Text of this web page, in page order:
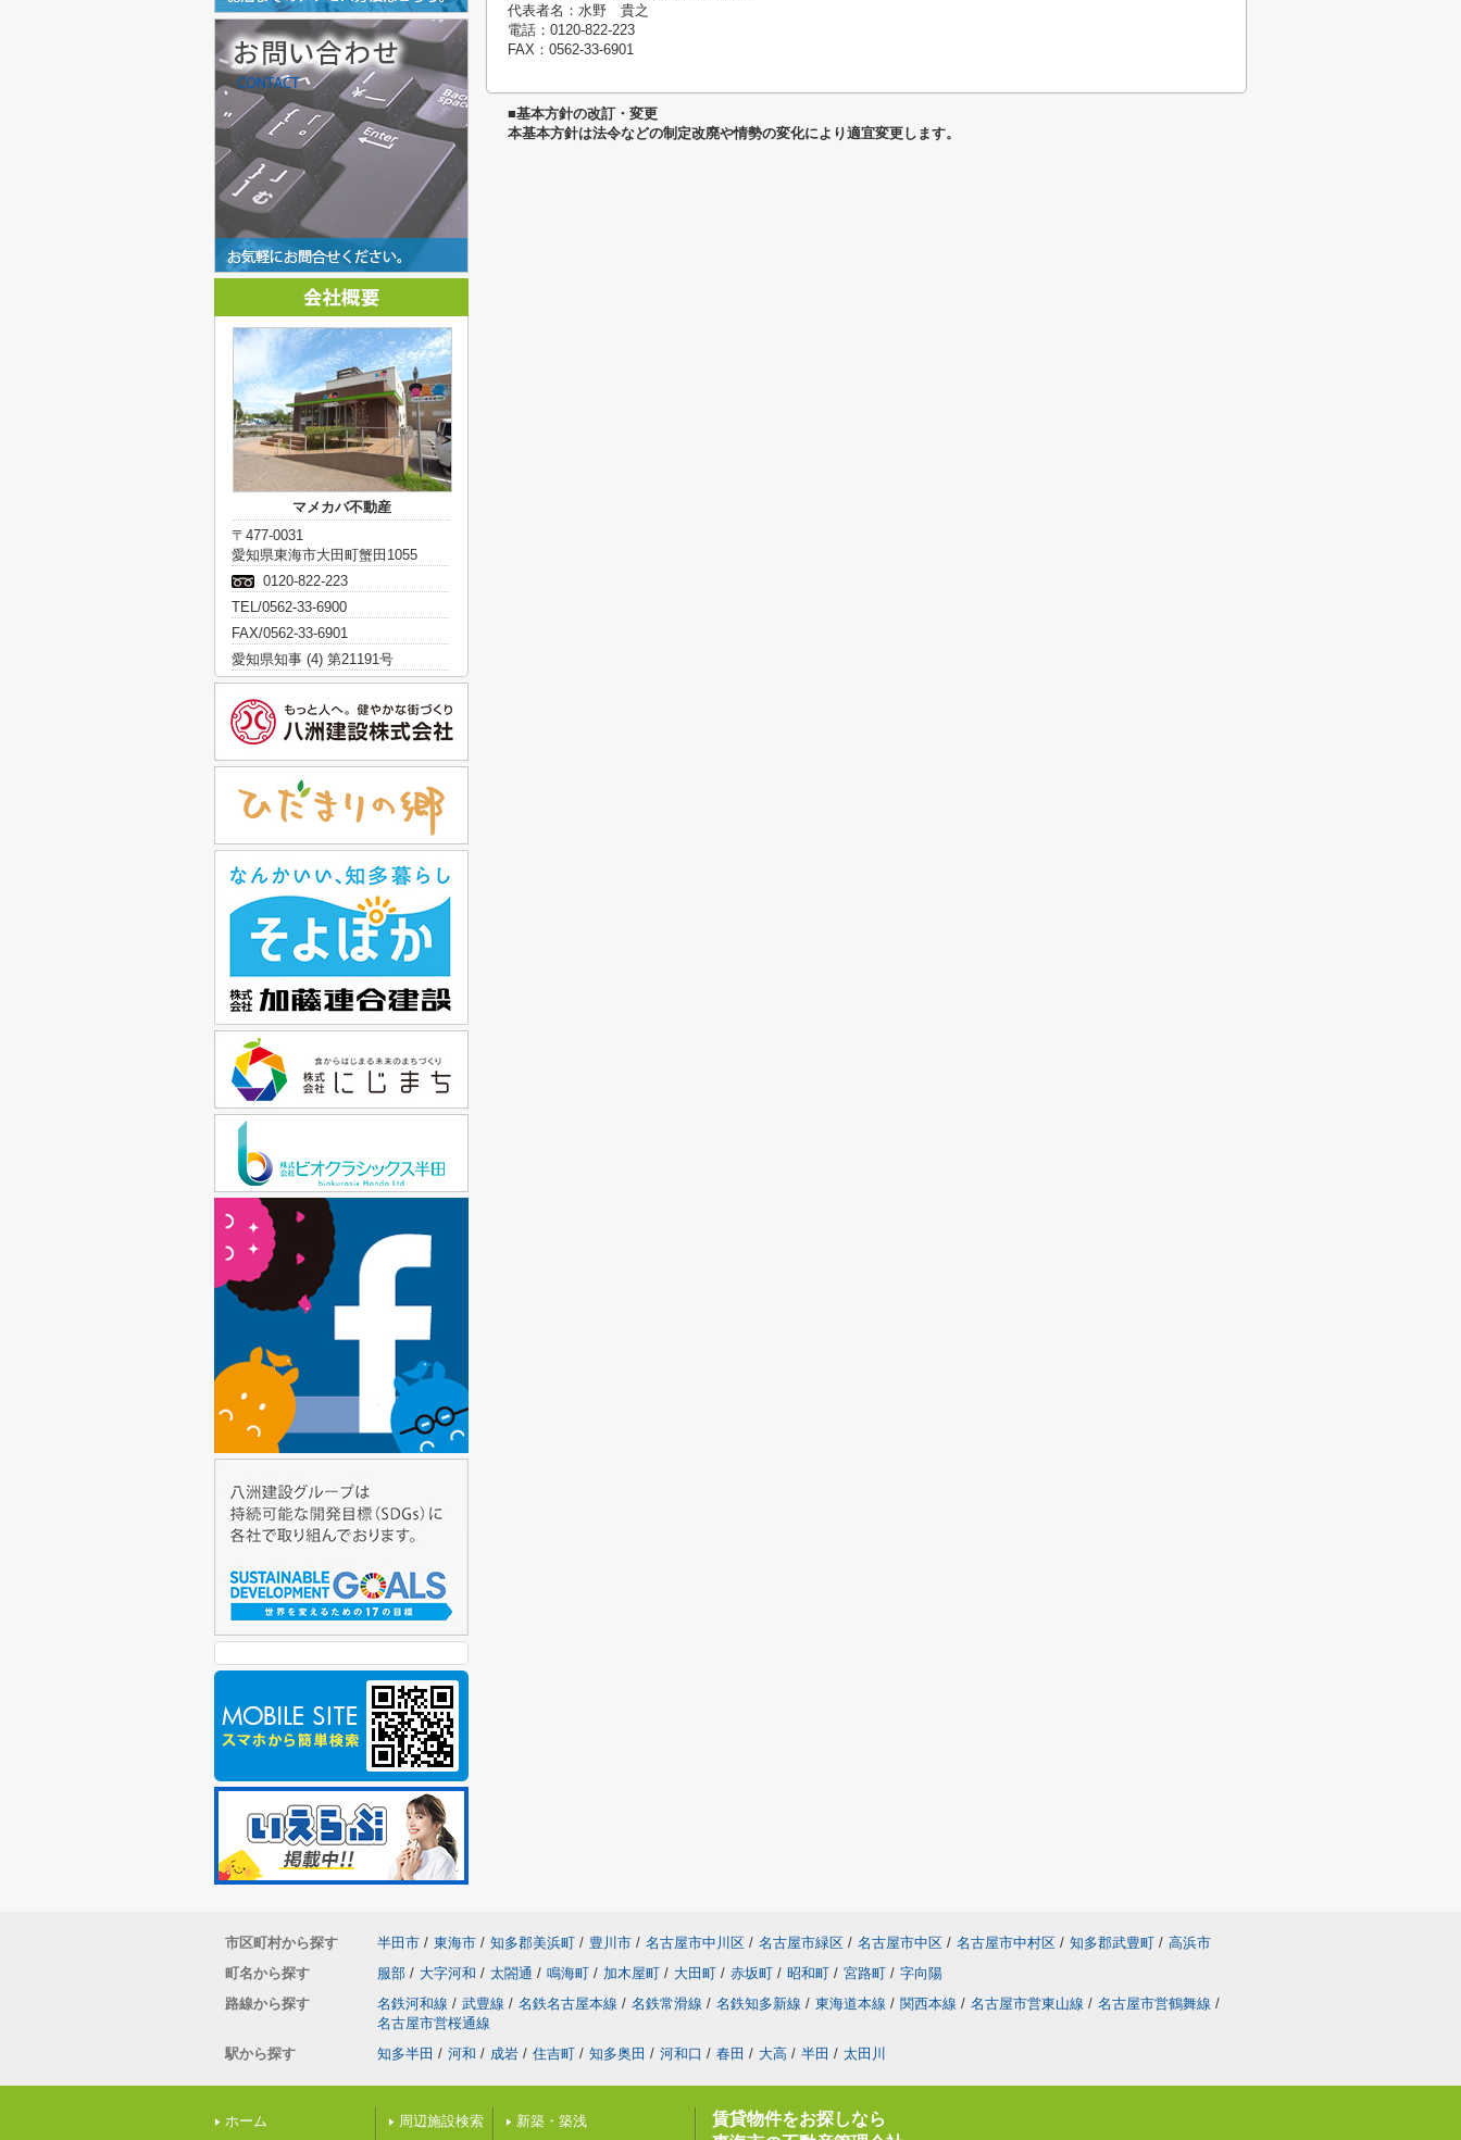
代表者名：水野 貴之
電話：0120-822-223
FAX：0562-33-6901
■基本方針の改訂・変更
本基本方針は法令などの制定改廃や情勢の変化により適宜変更します。
マメカバ不動産
〒477-0031
愛知県東海市大田町蟹田1055
0120-822-223
TEL/0562-33-6900
FAX/0562-33-6901
愛知県知事 (4) 第21191号
市区町村から探す 半田市 / 東海市 / 知多郡美浜町 / 豊川市 / 名古屋市中川区 / 名古屋市緑区 / 名古屋市中区 / 名古屋市中村区 / 知多郡武豊町 / 高浜市
町名から探す
服部 / 大字河和 / 太閤通 / 鳴海町 / 加木屋町 / 大田町 / 赤坂町 / 昭和町 / 宮路町 / 字向陽
路線から探す
名鉄河和線 / 武豊線 / 名鉄名古屋本線 / 名鉄常滑線 / 名鉄知多新線 / 東海道本線 / 関西本線 / 名古屋市営東山線 / 名古屋市営鶴舞線 /
名古屋市営桜通線
駅から探す
知多半田 / 河和 / 成岩 / 住吉町 / 知多奥田 / 河和口 / 春田 / 大高 / 半田 / 太田川
ホーム 周辺施設検索 新築・築浅
賃貸物件をお探しなら